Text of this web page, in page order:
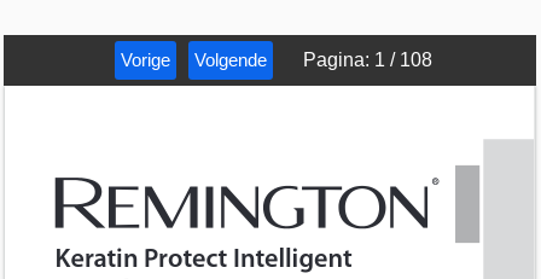
Vorige Volgende Pagina: 1 / 108